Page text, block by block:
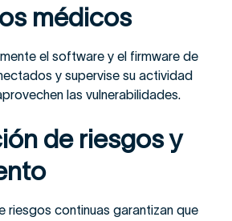
médicos
el software y el firmware de
y supervise su actividad
las vulnerabilidades.
de riesgos y
riesgos continuas garantizan que